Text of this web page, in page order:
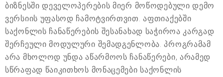
ბიზნესში დეველოპერების მიერ მოწოდებული დემო
ვერსიის უფასოდ ჩამოტვირთვით. აფთიაქებში
საქონლის ჩანაწერების შესანახად საჭიროა კარგად
შერჩეული მოდულური შემადგენლობა. პროგრამამ
არა მხოლოდ უნდა აწარმოოს ჩანაწერები, არამედ
სწრაფად წაიკითხოს მონაცემები საქონლის